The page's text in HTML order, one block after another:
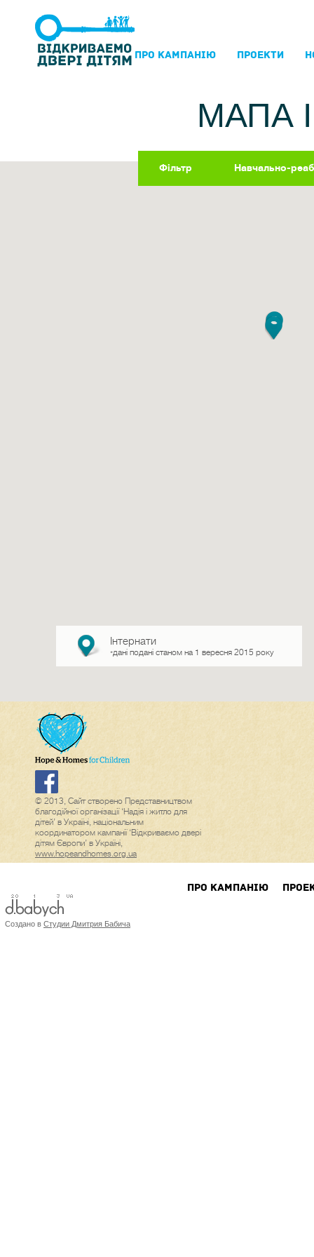
ПРО КАМПАНIЮ ПРОЕКТИ
МАПА
Фільтр Навчально-
Інтернати
*дані подані станом на 1 вересня 2015 року
© 2013, Сайт створено Представництвом
благодійної організації ‘Надія і житло для
дітей’ в Україні, національним
координатором кампанії ‘Відкриваємо двері
дітям Європи’ в Україні,
www.hopeandhomes.org.ua
ПРО КАМПАНIЮ
Создано в Студии Дмитрия Бабича